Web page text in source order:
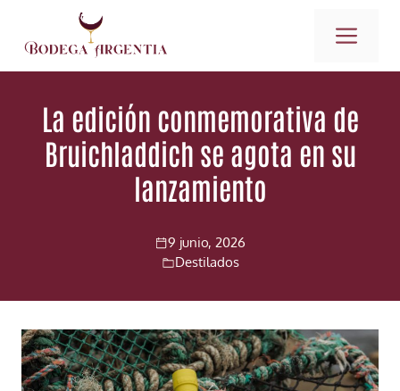
contenido
La edición conmemorativa de
Bruichladdich se agota en su
lanzamiento
9 junio, 2026
Destilados